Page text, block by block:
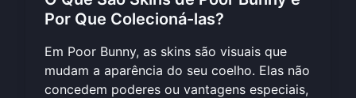
Por Que Colecioná-las?
Em Poor Bunny, as skins são visuais que
mudam a aparência do seu coelho. Elas não
concedem poderes ou vantagens especiais,